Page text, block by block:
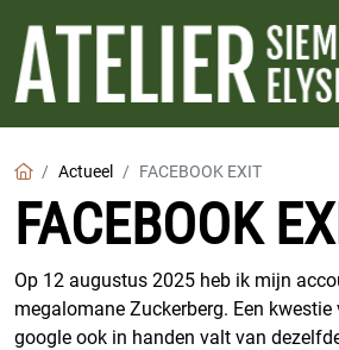
HomeActueel FACEBOOK EXIT
FACEBOOK
Op 12 augustus 2025 heb ik mijn
megalomane Zuckerberg. Een
google ook in handen valt van